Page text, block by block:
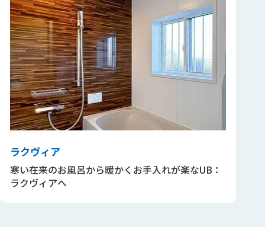
ラクヴィア
寒い在来のお風呂から暖かくお手入れが楽なUB：
ラクヴィアへ